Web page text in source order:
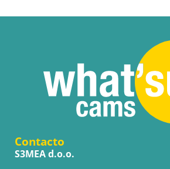
Contacto
S3MEA d.o.o.